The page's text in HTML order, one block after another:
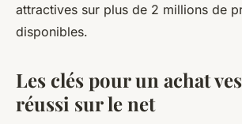
attractives sur plus de 2 millions de
disponibles.
Les clés pour un achat
réussi sur le net